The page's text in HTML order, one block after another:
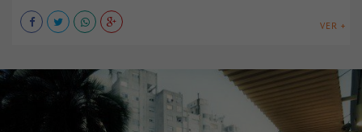
VER +